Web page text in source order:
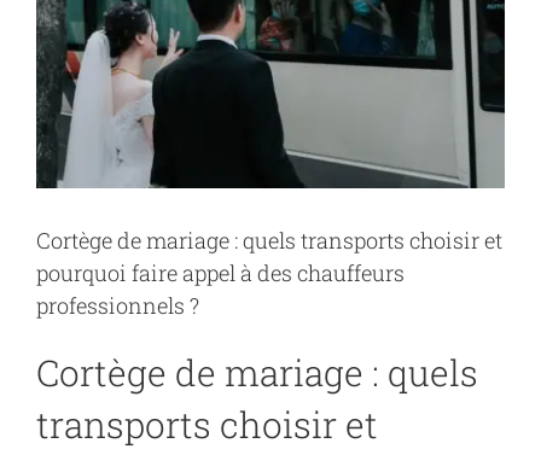
Cortège de mariage : quels transports choisir et
pourquoi faire appel à des chauffeurs
professionnels ?
Cortège de mariage : quels
transports choisir et